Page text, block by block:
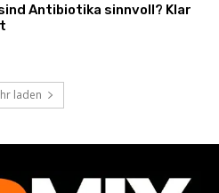
Antibiotika sinnvoll? Klar
laden